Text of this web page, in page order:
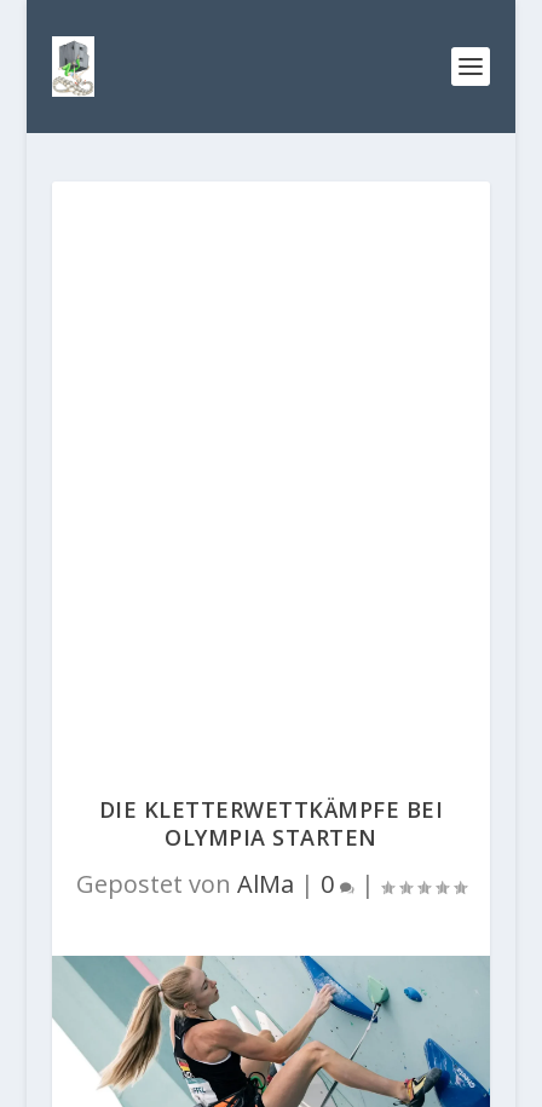
DIE KLETTERWETTKÄMPFE BEI
OLYMPIA STARTEN
Gepostet von AlMa | 0 |